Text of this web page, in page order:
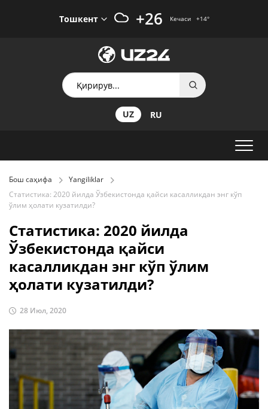
Тошкент +26 Кечаси +14°
UZ RU
Бош саҳифа
Yangiliklar
Статистика: 2020 йилда Ўзбекистонда қайси касалликдан энг кўп
ўлим ҳолати кузатилди?
Статистика: 2020 йилда
Ўзбекистонда қайси
касалликдан энг кўп ўлим
ҳолати кузатилди?
28 Июл, 2020